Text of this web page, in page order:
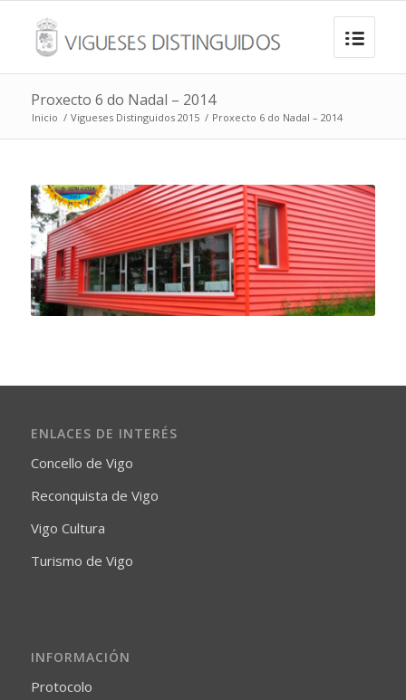
Proxecto 6 do Nadal – 2014
Inicio / Vigueses Distinguidos 2015 / Proxecto 6 do Nadal – 2014
ENLACES DE INTERÉS
Concello de Vigo
Reconquista de Vigo
Vigo Cultura
Turismo de Vigo
INFORMACIÓN
Protocolo